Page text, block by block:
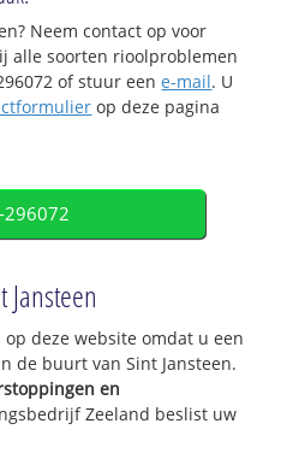
Neem contact op voor
alle soorten rioolproblemen
of stuur eene-mail. U
op deze pagina
deze website omdat u een
de buurt van Sint Jansteen.
en
Zeeland beslist uw